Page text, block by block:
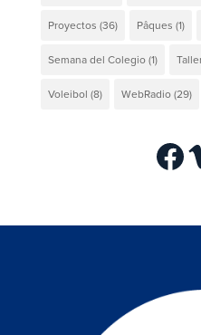
Proyectos (36) Pâques (1)
Semana del Colegio(1)
Voleibol (8) WebRadio(29)